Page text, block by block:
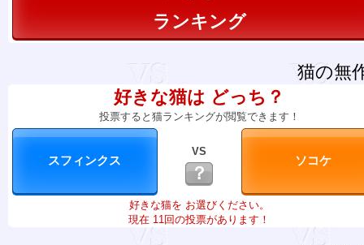
ランキング
猫の無
好きな猫は どっち？
投票すると猫ランキングが閲覧できます！
VS
？
好きな猫を お選びください。
現在 11回の投票があります！